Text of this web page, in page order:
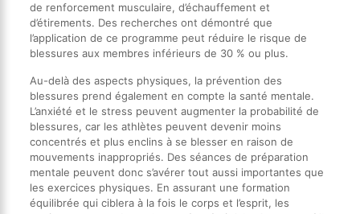
de renforcement musculaire, d’échauffement et
d’étirements. Des recherches ont démontré que
l’application de ce programme peut réduire le risque de
blessures aux membres inférieurs de 30 % ou plus.
Au-delà des aspects physiques, la prévention des
blessures prend également en compte la santé mentale.
L’anxiété et le stress peuvent augmenter la probabilité de
blessures, car les athlètes peuvent devenir moins
concentrés et plus enclins à se blesser en raison de
mouvements inappropriés. Des séances de préparation
mentale peuvent donc s’avérer tout aussi importantes que
les exercices physiques. En assurant une formation
équilibrée qui ciblera à la fois le corps et l’esprit, les